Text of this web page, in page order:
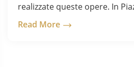
realizzate queste opere. In
Read More